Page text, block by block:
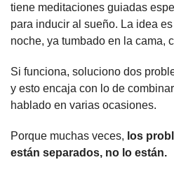
tiene meditaciones guiadas
para inducir al sueño. La idea
noche, ya tumbado en la cama,
Si funciona, soluciono dos
y esto encaja con lo de
hablado en varias ocasiones.
Porque muchas veces, los
están separados, no lo están.